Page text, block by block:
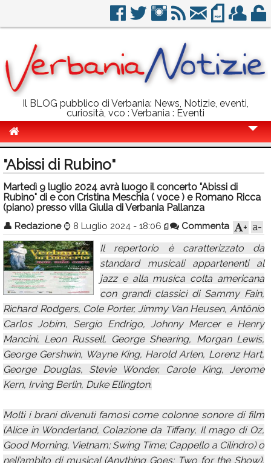
Il BLOG pubblico di Verbania: News, Notizie, eventi,
curiosità, vco : Verbania : Eventi
Politica
Sport
Eventi
Info Utili
Rubriche
Calendario
Annunci
"Abissi di Rubino"
Martedì 9 luglio 2024 avrà luogo il concerto "Abissi di
Rubino" di e con Cristina Meschia ( voce ) e Romano Ricca
(piano) presso villa Giulia di Verbania Pallanza
👤 Redazione ⌚ 8 Luglio 2024 - 18:06 Commenta a-
+
Il repertorio è caratterizzato da
standard musicali appartenenti al
jazz e alla musica colta americana
con grandi classici di Sammy Fain,
Richard Rodgers, Cole Porter, Jimmy Van Heusen, Antônio
Carlos Jobim, Sergio Endrigo, Johnny Mercer e Henry
Mancini, Leon Russell, George Shearing, Morgan Lewis,
George Gershwin, Wayne King, Harold Arlen, Lorenz Hart,
George Douglas, Stevie Wonder, Carole King, Jerome
Kern, Irving Berlin, Duke Ellington.
Molti i brani divenuti famosi come colonne sonore di film
(Alice in Wonderland, Colazione da Tiffany, Il mago di Oz,
Good Morning, Vietnam; Swing Time; Cappello a Cilindro) o
nell’ambito di musical (Anything Goes; Two for the Show),